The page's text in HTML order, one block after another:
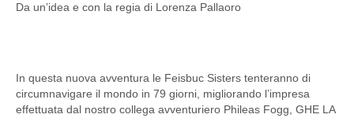
Da un’idea e con la regia di Lorenza Pallaoro
In questa nuova avventura le Feisbuc Sisters tenteranno di
circumnavigare il mondo in 79 giorni, migliorando l’impresa
effettuata dal nostro collega avventuriero Phileas Fogg, GHE LA